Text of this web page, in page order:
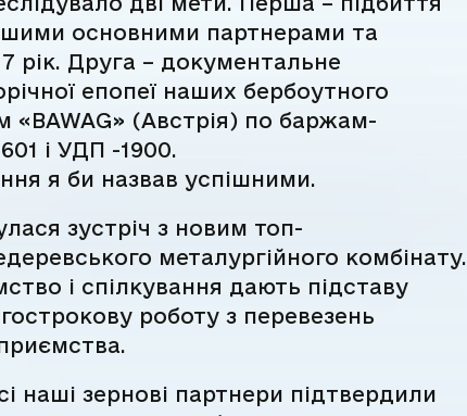
основними партнерами та
рік. Друга – документальне
епопеї наших бербоутного
«BAWAG» (Австрія) по баржам-
і УДП -1900.
я би назвав успішними.
зустріч з новим топ-
металургійного комбінату.
і спілкування дають підставу
роботу з перевезень
наші зернові партнери підтвердили